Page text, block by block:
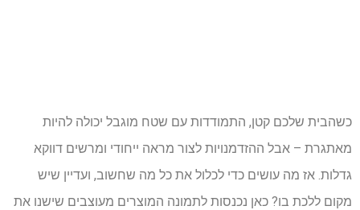
כשהבית שלכם קטן, התמודדות עם שטח מוגבל יכולה להיות
מאתגרת – אבל ההזדמנויות לצור מראה ייחודי ומרשים דווקא
גדלות. אז מה עושים כדי לכלול את כל מה שחשוב, ועדיין שיש
מקום ללכת בו? כאן נכנסות לתמונה המוצרים מעוצבים שישנו את